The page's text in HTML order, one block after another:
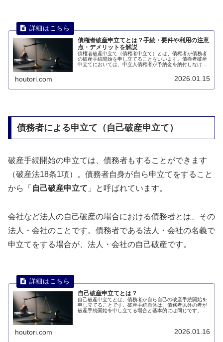
債権者破産申立てとは？手続・要件や利用の注意
点・デメリットを解説
債権者破産申立て（債権者申立て）とは、債権者が債務者
の破産手続開始を申し立てることをいいます。債権者破産
申立てにおいては、申立人債権者が予納金を納付しなけれ
houtori.com 2026.01.15
債務者による申立て（自己破産申立て）
破産手続開始の申立ては、債務者もすることができます
（破産法18条1項）。債務者自身が自ら申立てをすること
から「 自己破産申立て 」と呼ばれています。
会社など法人の自己破産の場合における債務者とは、その
法人・会社のことです。債務者である法人・会社の名義で
申立てをする場合が、法人・会社の自己破産です。
自己破産申立てとは？
自己破産申立てとは、債務者が自ら自己の破産手続開始を
申し立てることです。破産手続自体は、債務者以外の者が
破産手続開始を申し立てる場合と基本的には同じです。こ
houtori.com 2026.01.16